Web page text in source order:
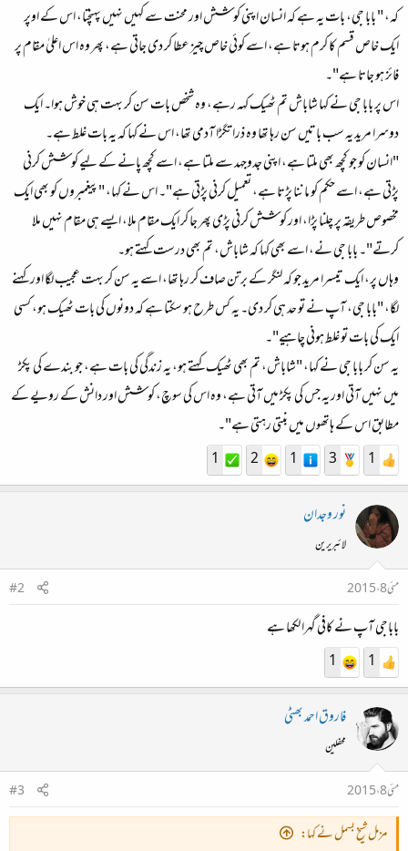
کہ، " بابا جی، بات یہ ہے کہ انسان اپنی کوشش اور محنت سے کہیں نہیں پہنچتا، اس کے اوپر
ایک خاص قسم کا کرم ہوتا ہے، اسے کوئی خاص چیز عطا کر دی جاتی ہے، پھر وہ اس اعلیٰ مقام پر
فائز ہو جاتا ہے"۔
اس پر بابا جی نے کہا شاباش تم ٹھیک کہہ رہے، وہ شخص بات سن کر بہت ہی خوش ہوا۔ ایک
دوسرا مرید یہ سب باتیں سن رہا تھا وہ ذرا تگڑا آدمی تھا، اس نے کہا کہ یہ بات غلط ہے۔
"انسان کو جو کچھ بھی ملتا ہے، اپنی جدوجہد سے ملتا ہے، اسے کچھ پانے کے لیے کوشش کرنی
پڑتی ہے، اسے حکم کو ماننا پڑتا ہے، تعمیل کرنی پڑتی ہے"۔ اس نے کہا، "پیغمبروں کو بھی ایک
مخصوص طریقہ پر چلنا پڑا، اور کوشش کرنی پڑی پھر جا کر ایک مقام ملا، ایسے ہی مقام نہیں ملا
کرتے"۔ بابا جی نے، اسے بھی کہا کہ شاباش، تم بھی درست کہتے ہو۔
وہاں پر، ایک تیسرا مرید جو کہ لنگر کے برتن صاف کر رہا تھا، اسے یہ سن کر بہت عجیب لگا اور کہنے
لگا، "بابا جی، آپ نے تو حد ہی کر دی۔ یہ کس طرح ہو سکتا ہے کہ دونوں کی بات ٹھیک ہو، کسی
ایک کی بات تو غلط ہونی چاہیے"۔
یہ سن کر بابا جی نے کہا، "شاباش، تم بھی ٹھیک کہتے ہو، یہ زندگی کی بات ہے، جو بندے کی پکڑ
میں نہیں آتی اور یہ جس کی پکڑ میں آتی ہے، وہ اس کی سوچ، کوشش اور دانش کے رویے کے
مطابق اس کے ہاتھوں میں بنتی رہتی ہے"۔
1
3
1
2
1
نور وجدان
لائبریرین
مئی 8، 2015
#2
باباجی آپ نے کافی گہرا لکھا ہے
1
1
فاروق احمد بھٹی
محفلین
مئی 8، 2015
#3
مزمل شیخ بسمل نے کہا: